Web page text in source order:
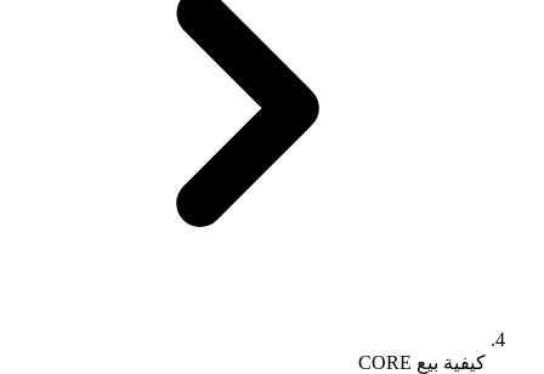
كيفية بيع CORE